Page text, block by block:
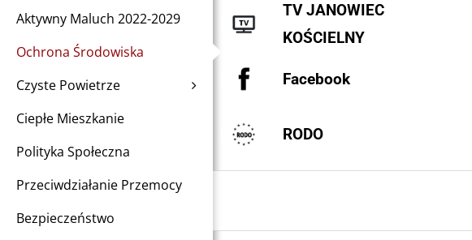
Aktywny Maluch 2022-2029
Ochrona Środowiska
Czyste Powietrze
Ciepłe Mieszkanie
Polityka Społeczna
Przeciwdziałanie Przemocy
Bezpieczeństwo
TV JANOWIEC
KOŚCIELNY
Facebook
RODO